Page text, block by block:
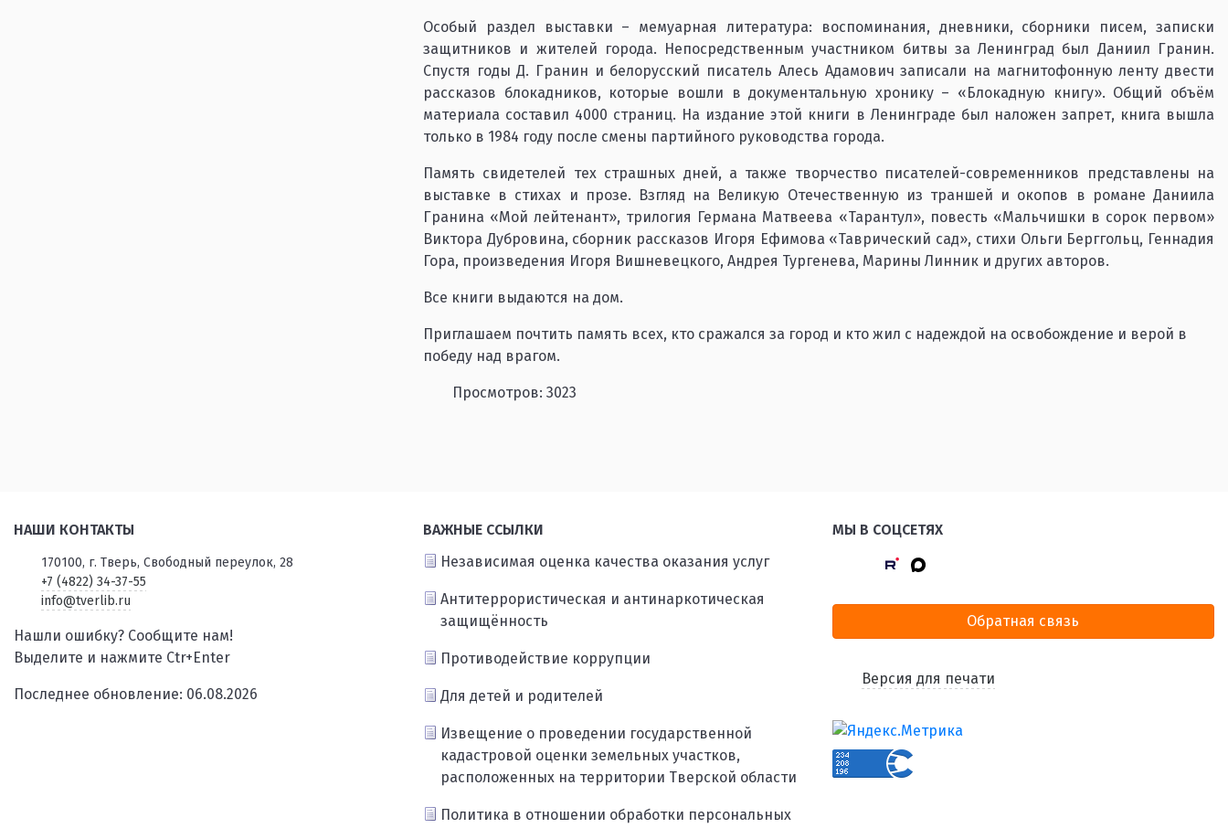
Особый раздел выставки – мемуарная литература: воспоминания, дневники, сборники писем, записки
защитников и жителей города. Непосредственным участником битвы за Ленинград был Даниил Гранин.
Спустя годы Д. Гранин и белорусский писатель Алесь Адамович записали на магнитофонную ленту двести
рассказов блокадников, которые вошли в документальную хронику – «Блокадную книгу». Общий объём
материала составил 4000 страниц. На издание этой книги в Ленинграде был наложен запрет, книга вышла
только в 1984 году после смены партийного руководства города.
Память свидетелей тех страшных дней, а также творчество писателей-современников представлены на
выставке в стихах и прозе. Взгляд на Великую Отечественную из траншей и окопов в романе Даниила
Гранина «Мой лейтенант», трилогия Германа Матвеева «Тарантул», повесть «Мальчишки в сорок первом»
Виктора Дубровина, сборник рассказов Игоря Ефимова «Таврический сад», стихи Ольги Берггольц, Геннадия
Гора, произведения Игоря Вишневецкого, Андрея Тургенева, Марины Линник и других авторов.
Все книги выдаются на дом.
Приглашаем почтить память всех, кто сражался за город и кто жил с надеждой на освобождение и верой в
победу над врагом.
Просмотров: 3023
НАШИ КОНТАКТЫ
170100, г. Тверь, Свободный переулок, 28
+7 (4822) 34-37-55
info@tverlib.ru
Нашли ошибку? Сообщите нам!
Выделите и нажмите Ctr+Enter
Последнее обновление: 06.08.2026
ВАЖНЫЕ ССЫЛКИ
Независимая оценка качества оказания услуг
Антитеррористическая и антинаркотическая
защищённость
Противодействие коррупции
Для детей и родителей
Извещение о проведении государственной
кадастровой оценки земельных участков,
расположенных на территории Тверской области
Политика в отношении обработки персональных
МЫ В СОЦСЕТЯХ
Обратная связь
Версия для печати